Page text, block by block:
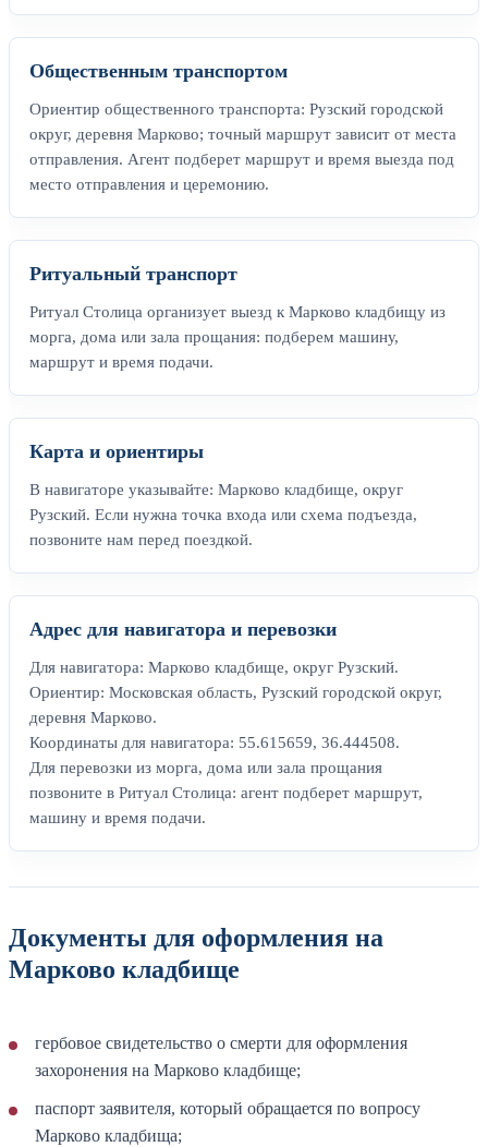
Общественным транспортом
Ориентир общественного транспорта: Рузский городской
округ, деревня Марково; точный маршрут зависит от места
отправления. Агент подберет маршрут и время выезда под
место отправления и церемонию.
Ритуальный транспорт
Ритуал Столица организует выезд к Марково кладбищу из
морга, дома или зала прощания: подберем машину,
маршрут и время подачи.
Карта и ориентиры
В навигаторе указывайте: Марково кладбище, округ
Рузский. Если нужна точка входа или схема подъезда,
позвоните нам перед поездкой.
Адрес для навигатора и перевозки
Для навигатора: Марково кладбище, округ Рузский.
Ориентир: Московская область, Рузский городской округ,
деревня Марково.
Координаты для навигатора: 55.615659, 36.444508.
Для перевозки из морга, дома или зала прощания
позвоните в Ритуал Столица: агент подберет маршрут,
машину и время подачи.
Документы для оформления на
Марково кладбище
гербовое свидетельство о смерти для оформления
захоронения на Марково кладбище;
паспорт заявителя, который обращается по вопросу
Марково кладбища;